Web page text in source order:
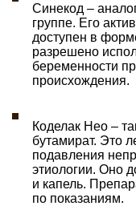
Синекод –
группе. Его
доступен в
разрешено
беременности
происхождения.
Коделак Нео –
бутамират. Это
подавления
этиологии. Оно
и капель.
по показаниям.